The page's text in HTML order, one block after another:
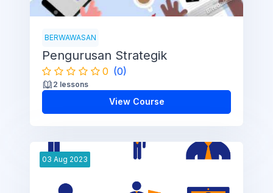
BERWAWASAN
Pengurusan Strategik
0 (0)
2 lessons
View Course
03 Aug 2023